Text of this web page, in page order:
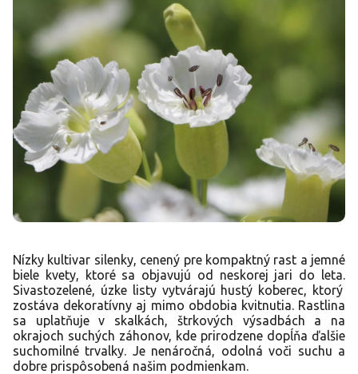
Nízky kultivar silenky, cenený pre kompaktný rast a jemné
biele kvety,
ktoré sa objavujú od neskorej jari do leta.
Sivastozelené,
úzke listy vytvárajú hustý koberec,
ktorý
zostáva dekoratívny aj mimo obdobia kvitnutia. Rastlina
sa uplatňuje v skalkách,
štrkových výsadbách a na
okrajoch suchých záhonov, kde prirodzene dopĺňa ďalšie
suchomilné trvalky.
Je nenáročná,
odolná voči suchu a
dobre prispôsobená našim podmienkam.